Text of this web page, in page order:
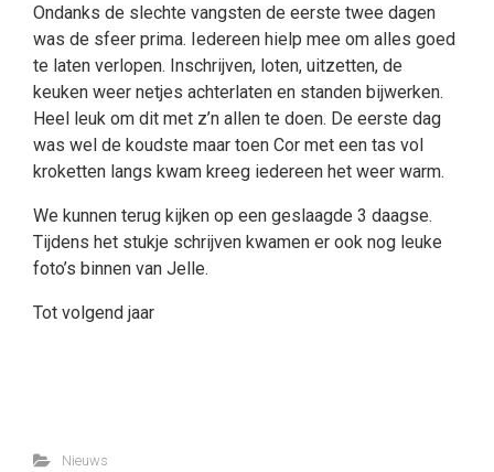
Ondanks de slechte vangsten de eerste twee dagen
was de sfeer prima. Iedereen hielp mee om alles goed
te laten verlopen. Inschrijven, loten, uitzetten, de
keuken weer netjes achterlaten en standen bijwerken.
Heel leuk om dit met z’n allen te doen. De eerste dag
was wel de koudste maar toen Cor met een tas vol
kroketten langs kwam kreeg iedereen het weer warm.
We kunnen terug kijken op een geslaagde 3 daagse.
Tijdens het stukje schrijven kwamen er ook nog leuke
foto’s binnen van Jelle.
Tot volgend jaar
Nieuws